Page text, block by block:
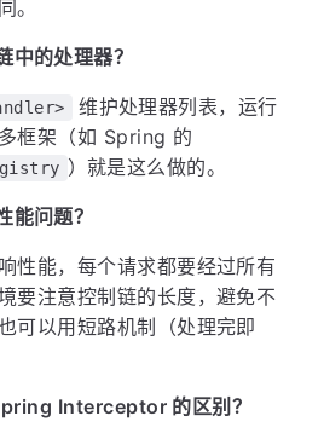
。
中的处理器？
维护处理器列表，运行
框架（如 Spring 的
）就是这么做的。
能问题？
性能，每个请求都要经过所有
要注意控制链的长度，避免不
可以用短路机制（处理完即
Interceptor 的区别？